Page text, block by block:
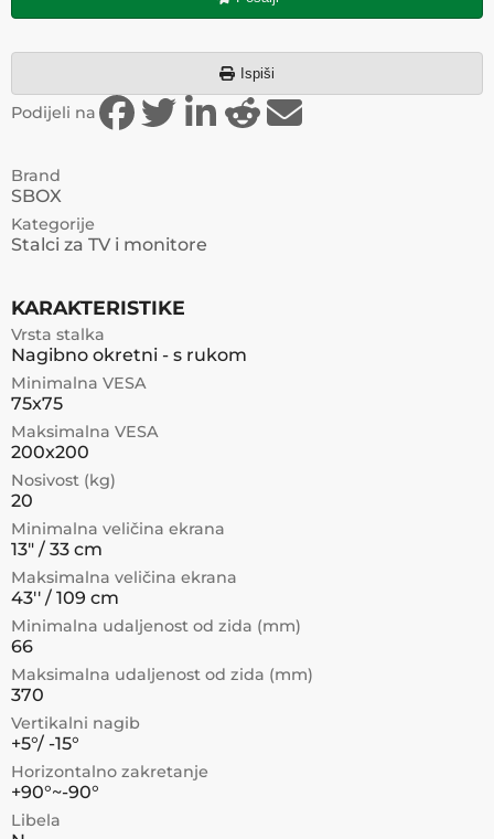
Ispiši
Podijeli na
Brand
SBOX
Kategorije
Stalci za TV i monitore
KARAKTERISTIKE
Vrsta stalka
Nagibno okretni - s rukom
Minimalna VESA
75x75
Maksimalna VESA
200x200
Nosivost (kg)
20
Minimalna veličina ekrana
13" / 33 cm
Maksimalna veličina ekrana
43'' / 109 cm
Minimalna udaljenost od zida (mm)
66
Maksimalna udaljenost od zida (mm)
370
Vertikalni nagib
+5°/ -15°
Horizontalno zakretanje
+90°~-90°
Libela